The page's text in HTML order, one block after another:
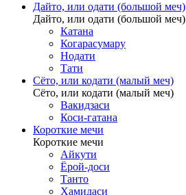
Дайто, или одати (большой меч)
Дайто, или одати (большой меч)
Катана
Когарасумару
Нодати
Тати
Сёто, или кодати (малый меч)
Сёто, или кодати (малый меч)
Вакидзаси
Коси-гатана
Короткие мечи
Короткие мечи
Айкути
Ёрой-доси
Танто
Хамидаси